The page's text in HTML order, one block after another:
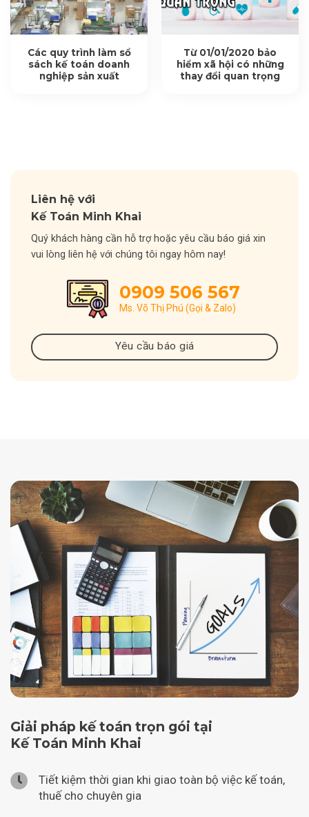
Các quy trình làm sổ
sách kế toán doanh
nghiệp sản xuất
Từ 01/01/2020 bảo
hiểm xã hội có những
thay đổi quan trọng
Liên hệ với
Kế Toán Minh Khai
Quý khách hàng cần hỗ trợ hoặc yêu cầu báo giá xin
vui lòng liên hệ với chúng tôi ngay hôm nay!
0909 506 567
Ms. Võ Thị Phú (Gọi & Zalo)
Yêu cầu báo giá
Giải pháp kế toán trọn gói tại
Kế Toán Minh Khai
Tiết kiệm thời gian khi giao toàn bộ việc kế toán,
thuế cho chuyên gia